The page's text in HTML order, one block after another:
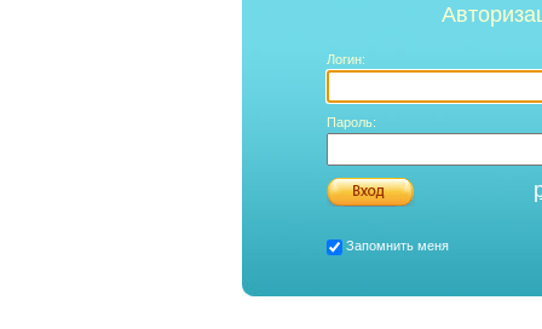
Логин:
Пароль:
Запомнить меня